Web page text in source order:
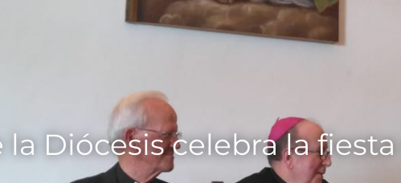
la Diócesis celebra la